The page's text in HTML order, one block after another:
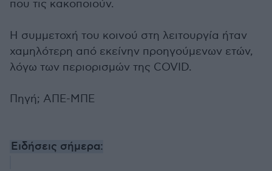
που τις κακοποιούν.
Η συμμετοχή του κοινού στη λειτουργία ήταν
χαμηλότερη από εκείνην προηγούμενων ετών,
λόγω των περιορισμών της COVID.
Πηγή; ΑΠΕ-ΜΠΕ
Ειδήσεις σήμερα: